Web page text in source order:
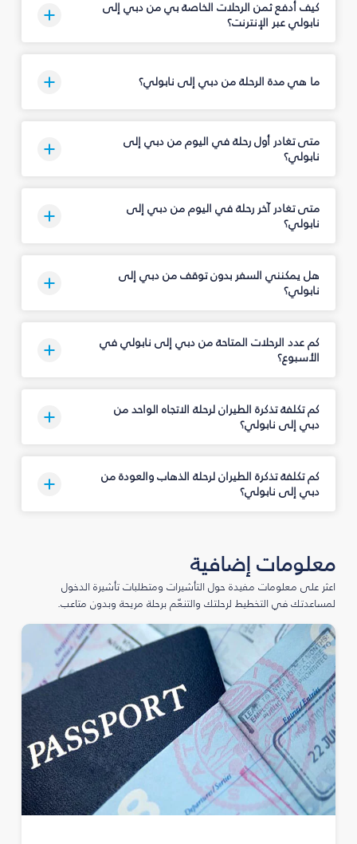
كيف أدفع ثمن الرحلات الخاصة بي من دبي إلى
نابولي عبر الإنترنت؟
ما هي مدة الرحلة من دبي إلى نابولي؟
متى تغادر أول رحلة في اليوم من دبي إلى
نابولي؟
متى تغادر آخر رحلة في اليوم من دبي إلى
نابولي؟
هل يمكنني السفر بدون توقف من دبي إلى
نابولي؟
كم عدد الرحلات المتاحة من دبي إلى نابولي في
الأسبوع؟
كم تكلفة تذكرة الطيران لرحلة الاتجاه الواحد من
دبي إلى نابولي؟
كم تكلفة تذكرة الطيران لرحلة الذهاب والعودة من
دبي إلى نابولي؟
معلومات إضافية
اعثر على معلومات مفيدة حول التأشيرات ومتطلبات تأشيرة الدخول
لمساعدتك في التخطيط لرحلتك والتنعّم برحلة مريحة وبدون متاعب.